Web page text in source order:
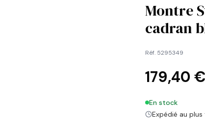
Montre
cadran
Réf. 5295349
179,40 €
En stock
Expédié au plus